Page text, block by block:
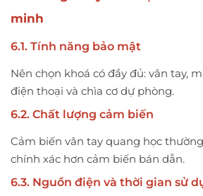
minh
6.1. Tính năng bảo mật
Nên chọn khoá có đầy đủ: vân tay,
điện thoại và chìa cơ dự phòng.
6.2. Chất lượng cảm biến
Cảm biến vân tay quang học
chính xác hơn cảm biến bán dẫn.
6.3. Nguồn điện và thời gian sử